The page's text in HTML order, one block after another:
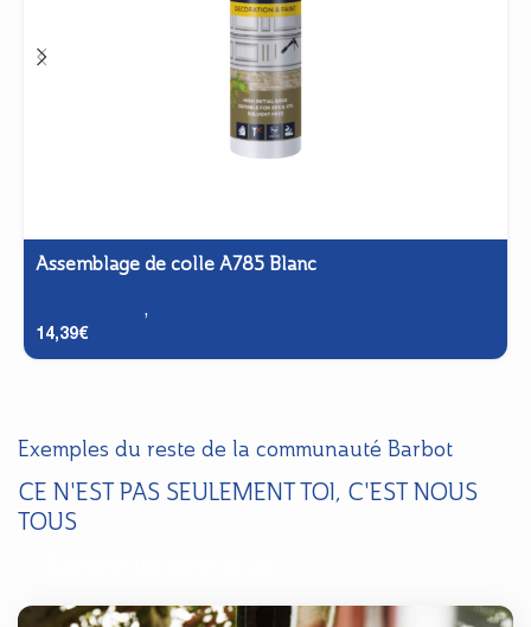
Assemblage de colle A785 Blanc
,
14,39€
Exemples du reste de la communauté Barbot
CE N'EST PAS SEULEMENT TOI, C'EST NOUS
TOUS